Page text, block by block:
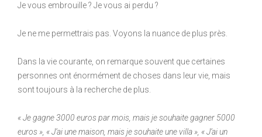
Je vous embrouille ? Je vous ai perdu ?
Je ne me permettrais pas. Voyons la nuance de plus près.
Dans la vie courante, on remarque souvent que certaines
personnes ont énormément de choses dans leur vie, mais
sont toujours à la recherche de plus.
« Je gagne 3000 euros par mois, mais je souhaite gagner 5000
euros », « J’ai une maison, mais je souhaite une villa », « J’ai un